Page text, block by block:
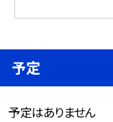
予定
予定はありません